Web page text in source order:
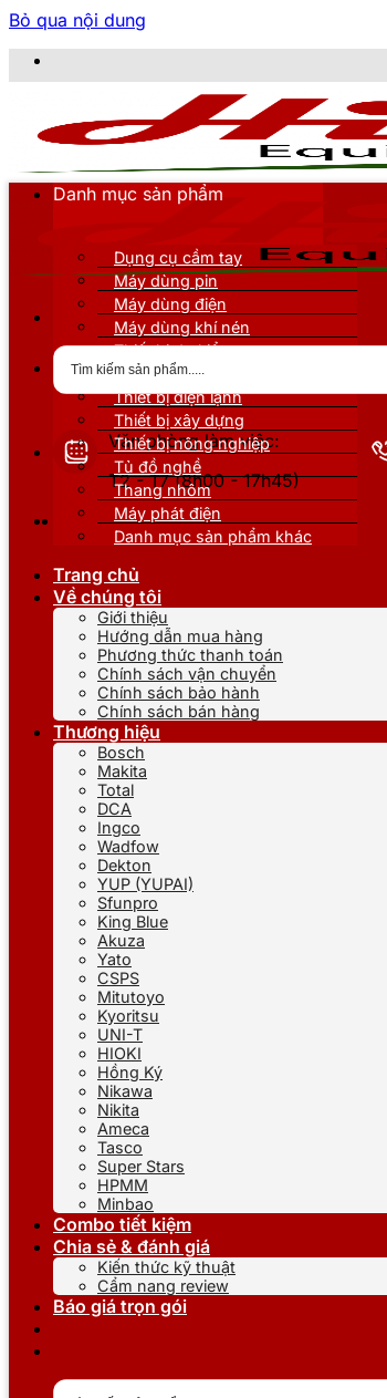
Bỏ qua nội dung
Văn phòng làm việc:
T2 - T7 (8h00 - 17h45)
Danh mục sản phẩm
Dụng cụ cầm tay
Máy dùng pin
Máy dùng điện
Máy dùng khí nén
Thiết bị đo kiểm
Thiết bị nâng đỡ
Thiết bị điện lạnh
Thiết bị xây dựng
Thiết bị nông nghiệp
Tủ đồ nghề
Thang nhôm
Máy phát điện
Danh mục sản phẩm khác
Trang chủ
Về chúng tôi
Giới thiệu
Hướng dẫn mua hàng
Phương thức thanh toán
Chính sách vận chuyển
Chính sách bảo hành
Chính sách bán hàng
Thương hiệu
Bosch
Makita
Total
DCA
Ingco
Wadfow
Dekton
YUP (YUPAI)
Sfunpro
King Blue
Akuza
Yato
CSPS
Mitutoyo
Kyoritsu
UNI-T
HIOKI
Hồng Ký
Nikawa
Nikita
Ameca
Tasco
Super Stars
HPMM
Minbao
Combo tiết kiệm
Chia sẻ & đánh giá
Kiến thức kỹ thuật
Cẩm nang review
Báo giá trọn gói